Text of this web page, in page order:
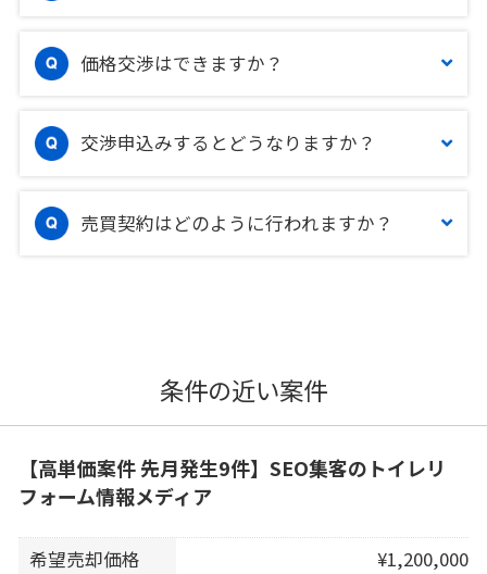
価格交渉はできますか？
交渉申込みするとどうなりますか？
売買契約はどのように行われますか？
条件の近い案件
【高単価案件 先月発生9件】SEO集客のトイレリ
フォーム情報メディア
希望売却価格 ¥1,200,000